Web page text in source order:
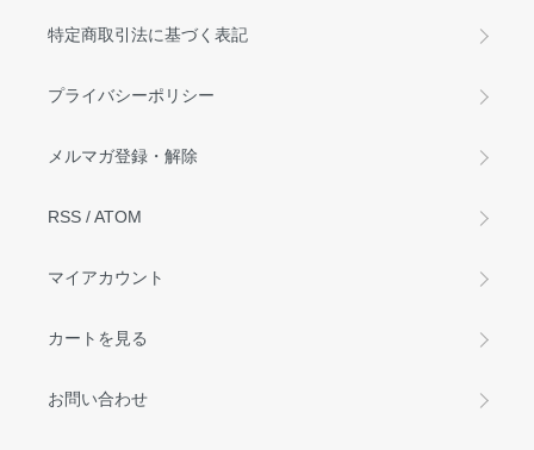
特定商取引法に基づく表記
プライバシーポリシー
メルマガ登録・解除
RSS /ATOM
マイアカウント
カートを見る
お問い合わせ